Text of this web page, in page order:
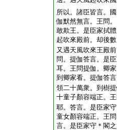
所以。諸臣皆言。
伽默然無言。王問
敢欺王。是臣家拭
起吹來殿前。却後
又遇天風吹來王殿
問。提伽答言。是
耳。王問提伽。卿
到卿家看。提伽答
領二十萬衆。到樹
十童子顏容端正。
耶。答言。是臣家
童女顏容端正。王
言。是臣家守＊閣